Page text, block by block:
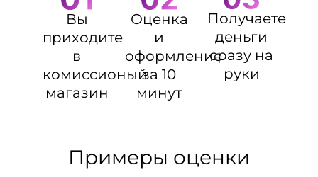
Вы
приходите
в
комиссионый
магазин
Оценка
и
оформление
за 10
минут
Получаете
деньги
сразу на
руки
Примеры оценки